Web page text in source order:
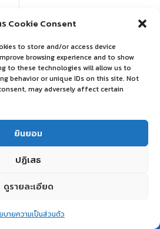
Cookie Consent
to store and/or access device
browsing experience and to show
to these technologies will allow us to
behavior or unique IDs on this site. Not
may adversely affect certain
ยินยอม
ปฏิเสธ
ดูรายละเอียด
บายความเป็นส่วนตัว
Wishlist